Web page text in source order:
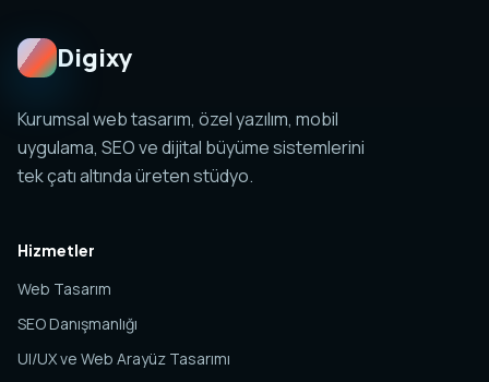
Digixy
Kurumsal web tasarım, özel yazılım, mobil
uygulama, SEO ve dijital büyüme sistemlerini
tek çatı altında üreten stüdyo.
Hizmetler
Web Tasarım
SEO Danışmanlığı
UI/UX ve Web Arayüz Tasarımı